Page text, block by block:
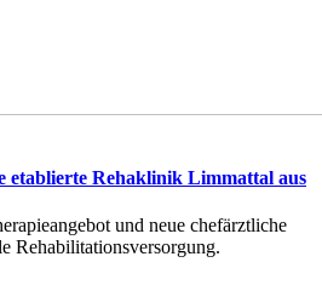
etablierte Rehaklinik Limmattal aus
und neue chefärztliche
Rehabilitationsversorgung.